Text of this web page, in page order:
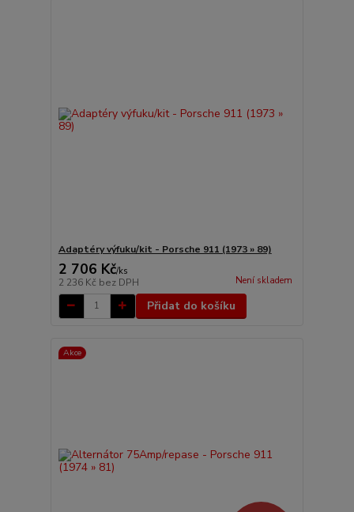
Adaptéry výfuku/kit - Porsche 911 (1973 » 89)
2 706 Kč/ks
2 236 Kč bez DPH Není skladem
Přidat do košíku
Akce